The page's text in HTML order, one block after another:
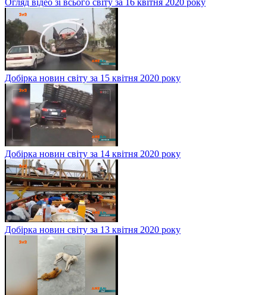
Добірка новин світу за 15 квітня 2020 року
Добірка новин світу за 14 квітня 2020 року
Добірка новин світу за 13 квітня 2020 року